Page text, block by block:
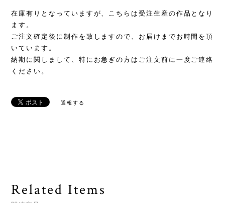
在庫有りとなっていますが、こちらは受注生産の作品となり
ます。
ご注文確定後に制作を致しますので、お届けまでお時間を頂
いています。
納期に関しまして、特にお急ぎの方はご注文前に一度ご連絡
ください。
通報する
Related Items